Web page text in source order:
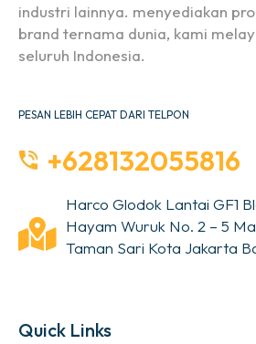
industri lainnya. menyediakan
brand ternama dunia, kami
seluruh Indonesia.
PESAN LEBIH CEPAT DARI TELPON
+628132055816
Harco Glodok Lantai GF1
Hayam Wuruk No. 2 – 5
Taman Sari Kota Jakarta
Quick Links